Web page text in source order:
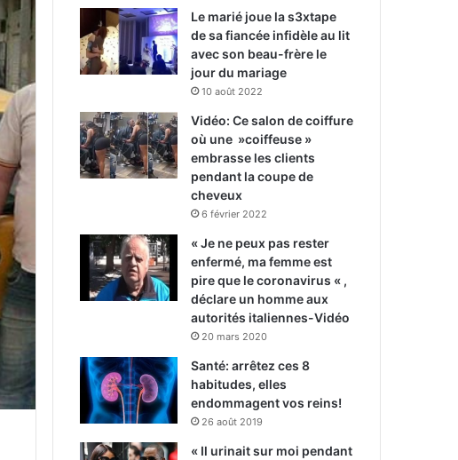
Le marié joue la s3xtape
de sa fiancée infidèle au lit
avec son beau-frère le
jour du mariage
10 août 2022
Vidéo: Ce salon de coiffure
où une »coiffeuse »
embrasse les clients
pendant la coupe de
cheveux
6 février 2022
« Je ne peux pas rester
enfermé, ma femme est
pire que le coronavirus « ,
déclare un homme aux
autorités italiennes-Vidéo
20 mars 2020
Santé: arrêtez ces 8
habitudes, elles
endommagent vos reins!
26 août 2019
« Il urinait sur moi pendant